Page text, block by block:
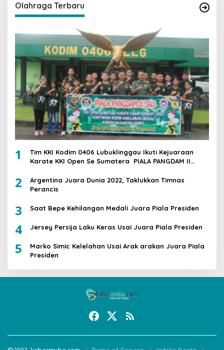
Olahraga Terbaru
1
Tim KKI Kodim 0406 Lubuklinggau Ikuti Kejuaraan
Karate KKI Open Se Sumatera PIALA PANGDAM II
2
Argentina Juara Dunia 2022, Taklukkan Timnas
Perancis
3 Saat Bepe Kehilangan Medali Juara Piala Presiden
4 Jersey Persija Laku Keras Usai Juara Piala Presiden
5
Marko Simic Kelelahan Usai Arak arakan Juara Piala
Presiden